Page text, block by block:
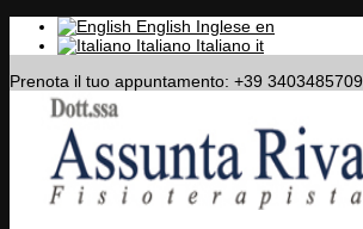
English Inglese en
Italiano Italiano it
Prenota il tuo appuntamento: +39 3403485709